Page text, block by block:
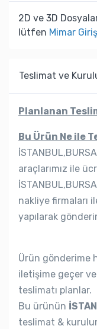
2D ve 3D
lütfen Mimar
Teslimat ve
Planlanan
Bu Ürün Ne ile
araçlarımız ile
nakliye firmaları
yapılarak
Ürün gönderime
iletişime geçer
teslimatı planlar.
Bu ürünün
teslimat &